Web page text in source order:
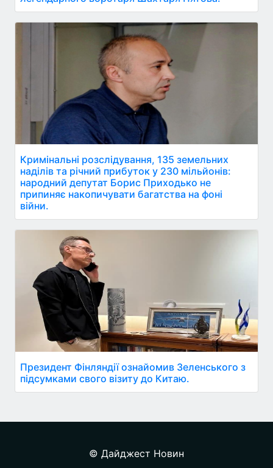
Кримінальні розслідування, 135 земельних
наділів та річний прибуток у 230 мільйонів:
народний депутат Борис Приходько не
припиняє накопичувати багатства на фоні
війни.
Президент Фінляндії ознайомив Зеленського з
підсумками свого візиту до Китаю.
© Дайджест Новин